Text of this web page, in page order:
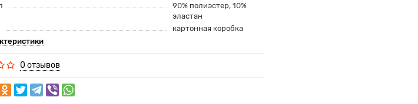
90% полиэстер, 10%
эластан
картонная коробка
0 отзывов